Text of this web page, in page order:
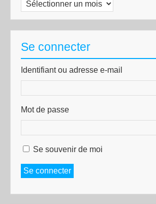
Se connecter
Identifiant ou adresse e-mail
Mot de passe
Se souvenir de moi
Se connecter